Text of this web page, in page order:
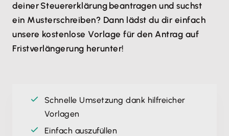
deiner Steuererklärung beantragen und suchst
ein Musterschreiben? Dann lädst du dir einfach
unsere kostenlose Vorlage für den Antrag auf
Fristverlängerung herunter!
Schnelle Umsetzung dank hilfreicher
Vorlagen
Einfach auszufüllen